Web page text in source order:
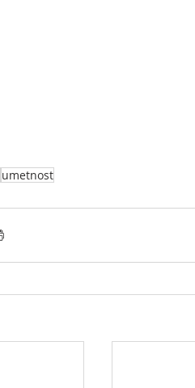
umetnost